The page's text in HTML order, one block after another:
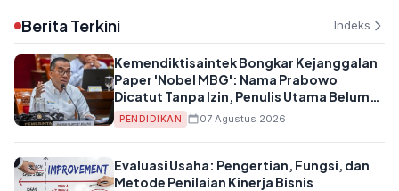
Berita Terkini Indeks
Kemendiktisaintek Bongkar Kejanggalan
Paper 'Nobel MBG': Nama Prabowo
Dicatut Tanpa Izin, Penulis Utama Belum
Bergelar Guru Besar
PENDIDIKAN 07 Agustus 2026
Evaluasi Usaha: Pengertian, Fungsi, dan
Metode Penilaian Kinerja Bisnis